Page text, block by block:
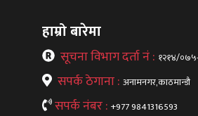
हाम्रो बारेमा
सूचना विभाग दर्ता नं : १२१४/
सपर्क ठेगाना : अनामनगर,काठमान्डौ
सपर्क नंबर : +977 9841316593